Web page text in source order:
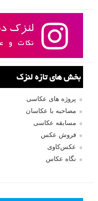
بخش های تازه لنزک
پروژه های عکاسی
مصاحبه با عکاسان
مسابقه عکاسی
فروش عکس
عکس‌کاوی
نگاه عکاس